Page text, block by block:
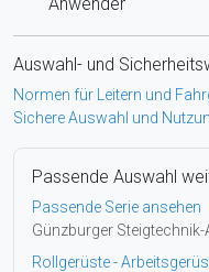
Auswahl- und
Normen für Leitern und
Sichere Auswahl und
Passende Auswahl
Passende Serie ansehen
Günzburger
Rollgerüste -